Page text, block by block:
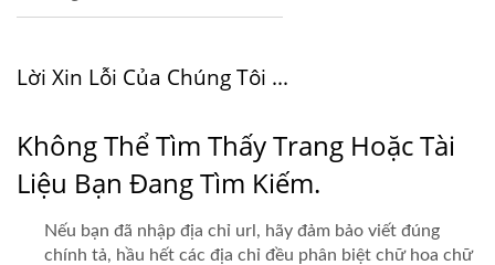
Lời Xin Lỗi Của Chúng Tôi ...
Không Thể Tìm Thấy Trang Hoặc Tài
Liệu Bạn Đang Tìm Kiếm.
Nếu bạn đã nhập địa chỉ url, hãy đảm bảo viết đúng
chính tả, hầu hết các địa chỉ đều phân biệt chữ hoa chữ